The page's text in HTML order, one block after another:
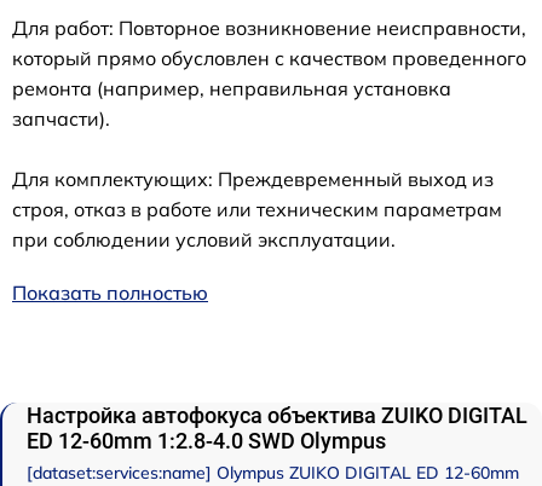
Для работ: Повторное возникновение неисправности,
который прямо обусловлен с качеством проведенного
ремонта (например, неправильная установка
запчасти).
Для комплектующих: Преждевременный выход из
строя, отказ в работе или техническим параметрам
при соблюдении условий эксплуатации.
Показать полностью
Настройка автофокуса объектива ZUIKO DIGITAL
ED 12-60mm 1:2.8-4.0 SWD Olympus
[dataset:services:name] Olympus ZUIKO DIGITAL ED 12-60mm